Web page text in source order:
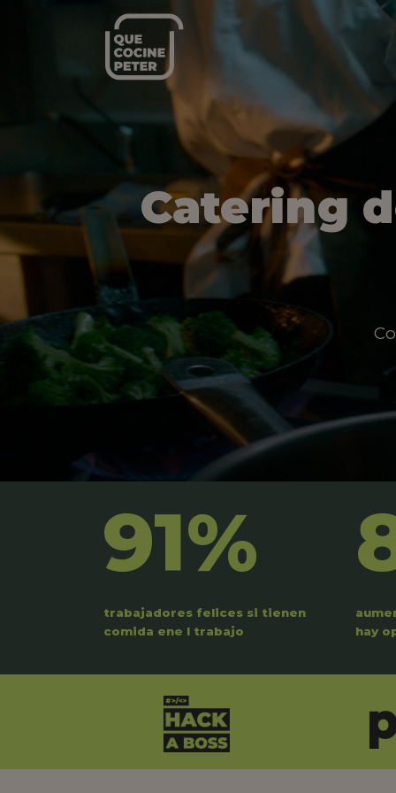
Catering
91%
trabajadores felices si tienen
comida ene l trabajo
hay